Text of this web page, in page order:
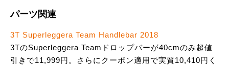
パーツ関連
3T Superleggera Team Handlebar 2018
3TのSuperleggera Teamドロップバーが40cmのみ超値
引きで11,999円。さらにクーポン適用で実質10,410円く